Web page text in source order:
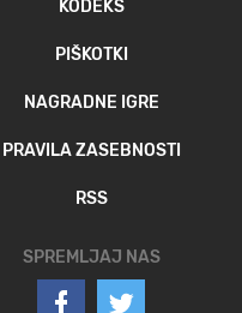
KODEKS
PIŠKOTKI
NAGRADNE IGRE
PRAVILA ZASEBNOSTI
RSS
SPREMLJAJ NAS